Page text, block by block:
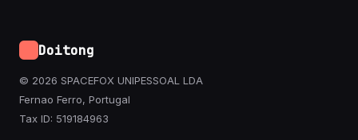
Doitong
© 2026 SPACEFOX UNIPESSOAL LDA
Fernao Ferro, Portugal
Tax ID: 519184963